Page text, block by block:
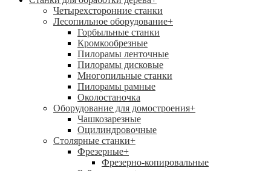
Четырехсторонние станки
Лесопильное оборудование+
Горбыльные станки
Кромкообрезные
Пилорамы ленточные
Пилорамы дисковые
Многопильные станки
Пилорамы рамные
Околостаночка
Оборудование для домостроения+
Чашкозарезные
Оцилиндровочные
Столярные станки+
Фрезерные+
Фрезерно-копировальные